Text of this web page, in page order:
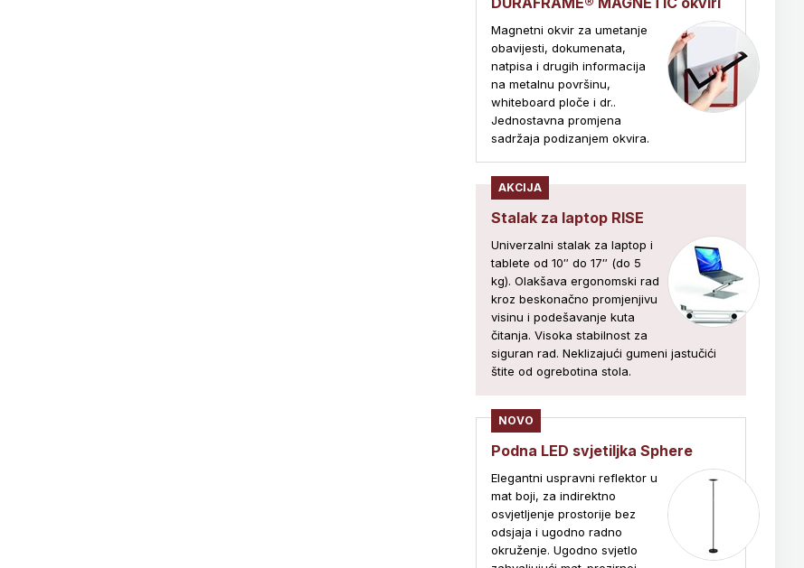
Magnetni okvir za umetanje
obavijesti, dokumenata,
natpisa i drugih informacija
na metalnu površinu,
whiteboard ploče i dr..
Jednostavna promjena
sadržaja podizanjem okvira.
AKCIJA
Stalak za laptop RISE
Univerzalni stalak za laptop i
tablete od 10″ do 17″ (do 5
kg). Olakšava ergonomski rad
kroz beskonačno promjenjivu
visinu i podešavanje kuta
čitanja. Visoka stabilnost za
siguran rad. Neklizajući gumeni jastučići
štite od ogrebotina stola.
NOVO
Podna LED svjetiljka Sphere
Elegantni uspravni reflektor u
mat boji, za indirektno
osvjetljenje prostorije bez
odsjaja i ugodno radno
okruženje. Ugodno svjetlo